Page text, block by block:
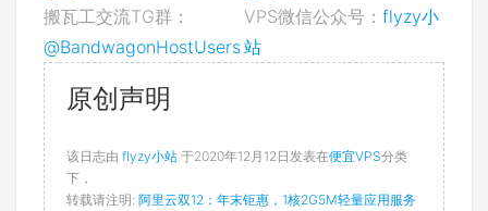
搬瓦工交流TG群：
@BandwagonHostUsers
VPS微信公众号： flyzy小
站
原创声明
该日志由 flyzy小站 于2020年12月12日发表在便宜VPS分类
下，
转载请注明: 阿里云双12：年末钜惠，1核2G5M轻量应用服务